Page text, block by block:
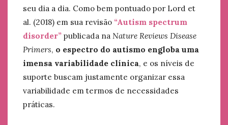
seu dia a dia. Como bem pontuado por Lord et
al. (2018) em sua revisão “Autism spectrum
disorder” publicada na Nature Reviews Disease
Primers, o espectro do autismo engloba uma
imensa variabilidade clínica, e os níveis de
suporte buscam justamente organizar essa
variabilidade em termos de necessidades
práticas.